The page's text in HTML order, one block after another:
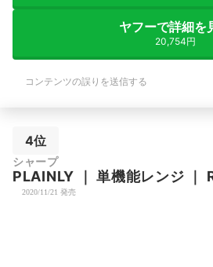
ヤフーで詳細を
20,754円
コンテンツの誤りを送信する
4位
シャープ
PLAINLY ｜単機能レンジ
2020/11/21 発売